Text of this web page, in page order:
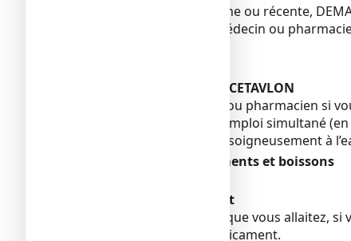
En cas d'épilepsie ancienne ou récente,
Adressez-vous à votre médecin ou
Autres médicaments et CETAVLON
Informez votre médecin ou pharmacien si
Avec CETAVLON, évitez l'emploi simultané
Rincez abondamment et soigneusement à
CETAVLON avec des aliments et boissons
Grossesse et allaitement
Si vous êtes enceinte ou que vous allaitez,
avant de prendre ce médicament.